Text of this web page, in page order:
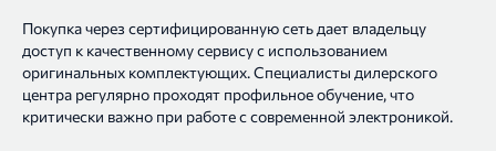
Покупка через сертифицированную сеть дает владельцу
доступ к качественному сервису с использованием
оригинальных комплектующих. Специалисты дилерского
центра регулярно проходят профильное обучение, что
критически важно при работе с современной электроникой.